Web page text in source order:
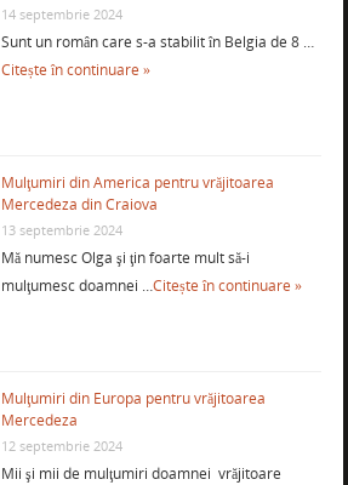
14 septembrie 2024
Sunt un român care s-a stabilit în Belgia de 8 …
Citește în continuare »
Mulţumiri din America pentru vrăjitoarea
Mercedeza din Craiova
13 septembrie 2024
Mă numesc Olga şi ţin foarte mult să-i
mulţumesc doamnei …Citește în continuare »
Mulţumiri din Europa pentru vrăjitoarea
Mercedeza
12 septembrie 2024
Mii şi mii de mulţumiri doamnei vrăjitoare